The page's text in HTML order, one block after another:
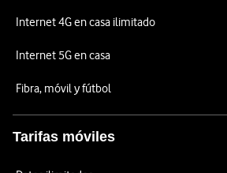
Internet 4G en casa ilimitado
Internet 5G en casa
Fibra, móvil y fútbol
Tarifas móviles